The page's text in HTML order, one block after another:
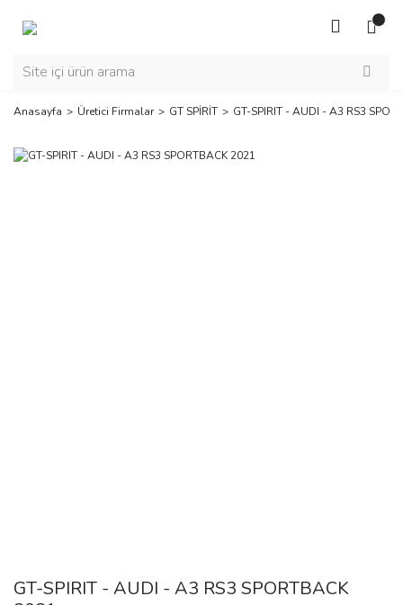
Anasayfa Üretici Firmalar GT SPİRİT GT-SPIRIT - AUDI - A3 RS3
GT-SPIRIT - AUDI - A3 RS3 SPORTBACK